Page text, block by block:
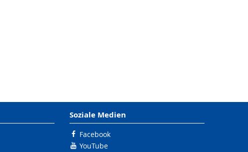
Soziale Medien
Facebook
YouTube